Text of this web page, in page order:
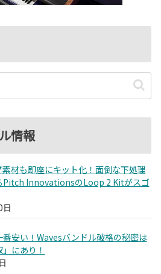
情報
素材も即座にキット化！面倒な下処理
Pitch InnovationsのLoop 2 Kitがスゴ
安い！Wavesバンドル破格の秘密は
」にあり！